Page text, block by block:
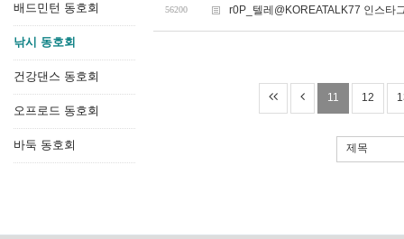
배드민턴 동호회
낚시 동호회
건강댄스 동호회
오프로드 동호회
바둑 동호회
56200 r0P_텔레@KOREATALK77 인스타
11 12
제목